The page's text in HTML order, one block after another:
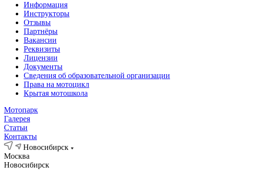
Информация
Инструкторы
Отзывы
Партнёры
Вакансии
Реквизиты
Лицензии
Документы
Сведения об образовательной организации
Права на мотоцикл
Крытая мотошкола
Мотопарк
Галерея
Статьи
Контакты
Новосибирск
Москва
Новосибирск